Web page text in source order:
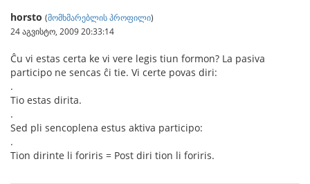
horsto (მომხმარებლის პროფილი)
24 აგვისტო, 2009 20:33:14
Ĉu vi estas certa ke vi vere legis tiun formon? La pasiva
participo ne sencas ĉi tie. Vi certe povas diri:
.
Tio estas dirita.
.
Sed pli sencoplena estus aktiva participo:
.
Tion dirinte li foriris = Post diri tion li foriris.